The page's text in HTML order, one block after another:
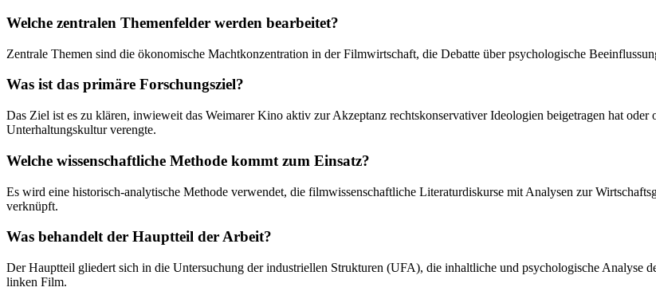
Welche zentralen Themenfelder werden bearbeitet?
Zentrale Themen sind die ökonomische Machtkonzentration in der Filmwirtschaft, die Debatte über psychologische
Was ist das primäre Forschungsziel?
Das Ziel ist es zu klären, inwieweit das Weimarer Kino aktiv zur Akzeptanz rechtskonservativer Ideologien beigetragen hat
Unterhaltungskultur verengte.
Welche wissenschaftliche Methode kommt zum Einsatz?
Es wird eine historisch-analytische Methode verwendet, die filmwissenschaftliche Literaturdiskurse mit Analysen zur
verknüpft.
Was behandelt der Hauptteil der Arbeit?
Der Hauptteil gliedert sich in die Untersuchung der industriellen Strukturen (UFA), die inhaltliche und psychologische Analyse
linken Film.